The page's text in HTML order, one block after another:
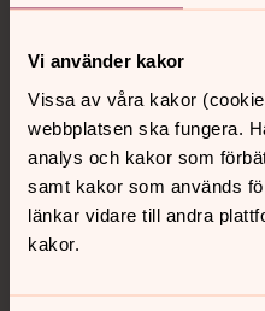
Vi använder kakor
Vissa av våra kakor
webbplatsen ska fungera.
analys och kakor som
samt kakor som används
länkar vidare till andra
kakor.
Kontakt
Kalender